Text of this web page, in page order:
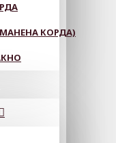
КОРДА)